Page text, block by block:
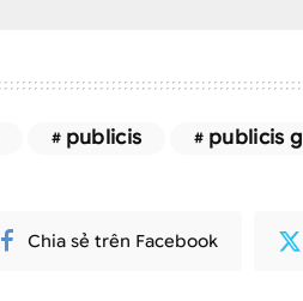
publicis publicis
Chia sẻ trên Facebook